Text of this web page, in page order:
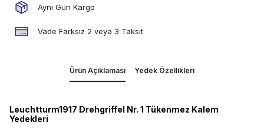
Aynı Gün Kargo
Vade Farksız 2 veya 3 Taksit
Ürün Açıklaması Yedek Özellikleri
Leuchtturm1917 Drehgriffel Nr. 1 Tükenmez Kalem
Yedekleri